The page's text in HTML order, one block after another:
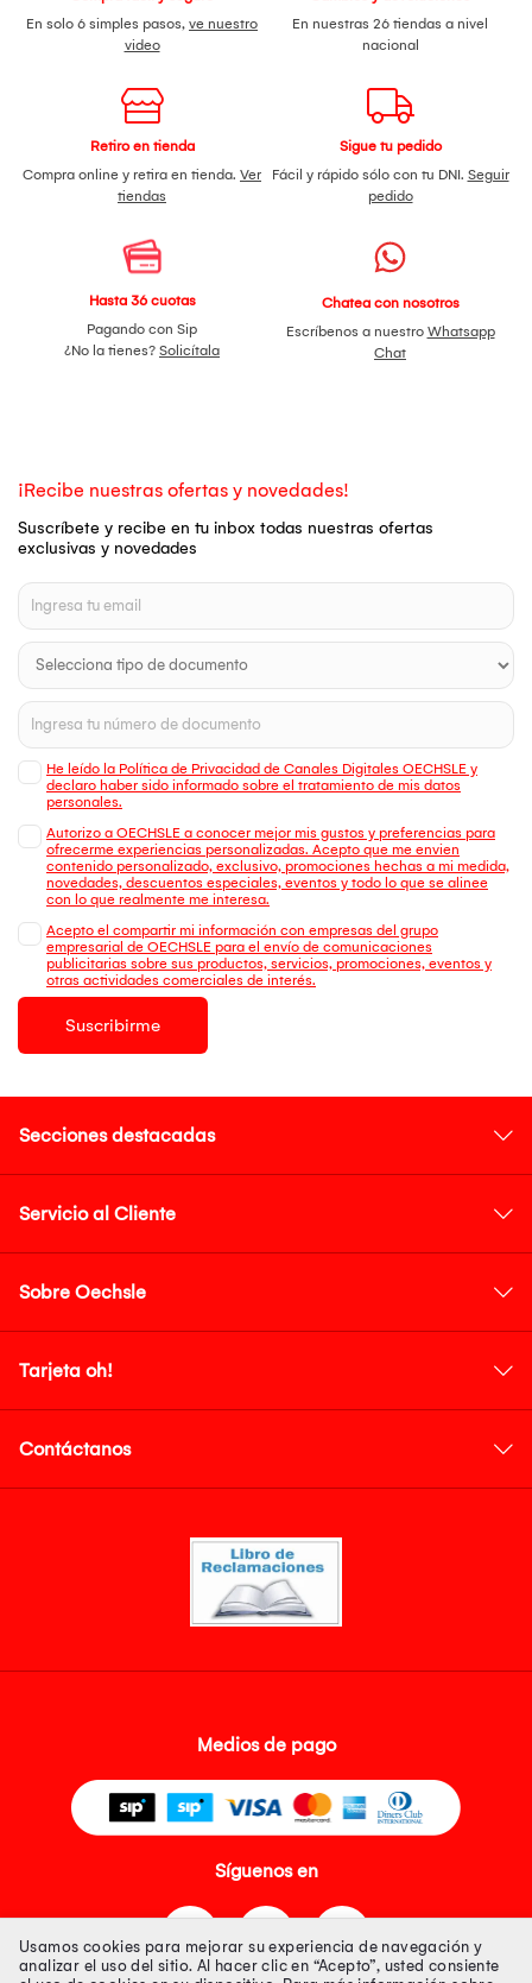
En solo 6 simples pasos, ve nuestro
video
En nuestras 26 tiendas a nivel
nacional
Retiro en tienda
Compra online y retira en tienda. Ver
tiendas
Sigue tu pedido
Fácil y rápido sólo con tu DNI. Seguir
pedido
Hasta 36 cuotas
Pagando con Sip
¿No la tienes? Solicítala
Chatea con nosotros
Escríbenos a nuestro Whatsapp
Chat
¡Recibe nuestras ofertas y novedades!
Suscríbete y recibe en tu inbox todas nuestras ofertas
exclusivas y novedades
He leído la Política de Privacidad de Canales Digitales OECHSLE y
declaro haber sido informado sobre el tratamiento de mis datos
personales.
Autorizo a OECHSLE a conocer mejor mis gustos y preferencias para
ofrecerme experiencias personalizadas. Acepto que me envien
contenido personalizado, exclusivo, promociones hechas a mi medida,
novedades, descuentos especiales, eventos y todo lo que se alinee
con lo que realmente me interesa.
Acepto el compartir mi información con empresas del grupo
empresarial de OECHSLE para el envío de comunicaciones
publicitarias sobre sus productos, servicios, promociones, eventos y
otras actividades comerciales de interés.
Suscribirme
Secciones destacadas
Servicio al Cliente
Sobre Oechsle
Tarjeta oh!
Contáctanos
Medios de pago
Síguenos en
Usamos cookies para mejorar su experiencia de navegación y
analizar el uso del sitio. Al hacer clic en “Acepto”, usted consiente